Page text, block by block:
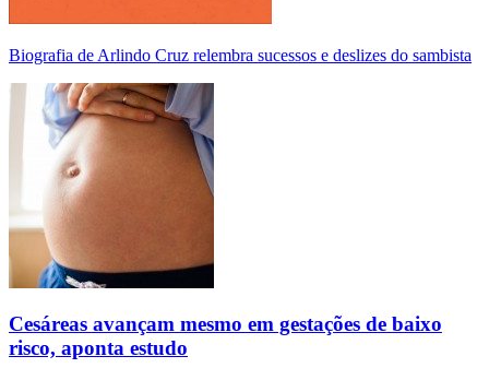
Biografia de Arlindo Cruz relembra sucessos e deslizes do sambista
Cesáreas avançam mesmo em gestações de baixo
risco, aponta estudo